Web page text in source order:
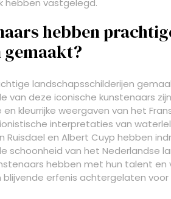
hebben vastgelegd.
hebben
landschapsschilderijen
van deze iconische kunstenaars
kleurrijke weergaven van het
interpretaties van
en Albert Cuyp hebben
schoonheid van het Nederlandse
hebben met hun talent en
blijvende erfenis achtergelaten